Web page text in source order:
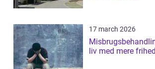
17 march 2026
liv med mere